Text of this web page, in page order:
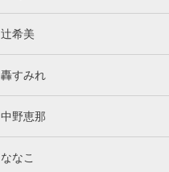
辻希美
轟すみれ
中野恵那
ななこ